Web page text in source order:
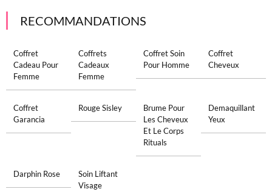
RECOMMANDATIONS
Coffret
Cadeau Pour
Femme
Coffrets
Cadeaux
Femme
Coffret Soin
Pour Homme
Coffret
Cheveux
Coffret
Garancia
Rouge Sisley
Brume Pour
Les Cheveux
Et Le Corps
Rituals
Demaquillant
Yeux
Darphin Rose
Soin Liftant
Visage